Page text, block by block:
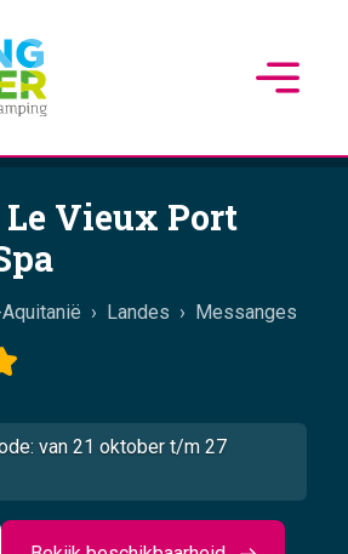
Vieux Port
› Landes › Messanges
van 21 oktober t/m 27